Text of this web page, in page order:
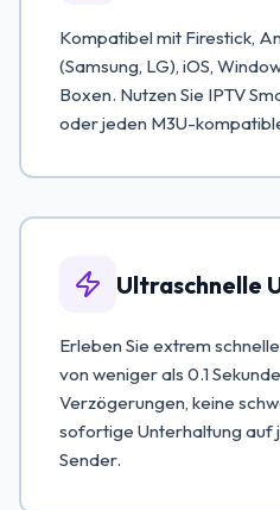
Kompatibel mit Firestick,
(Samsung, LG), iOS,
Boxen. Nutzen Sie IPTV
oder jeden M3U-
Ultraschnelle
Erleben Sie extrem
von weniger als 0.1
Verzögerungen, keine
sofortige Unterhaltung auf
Sender.